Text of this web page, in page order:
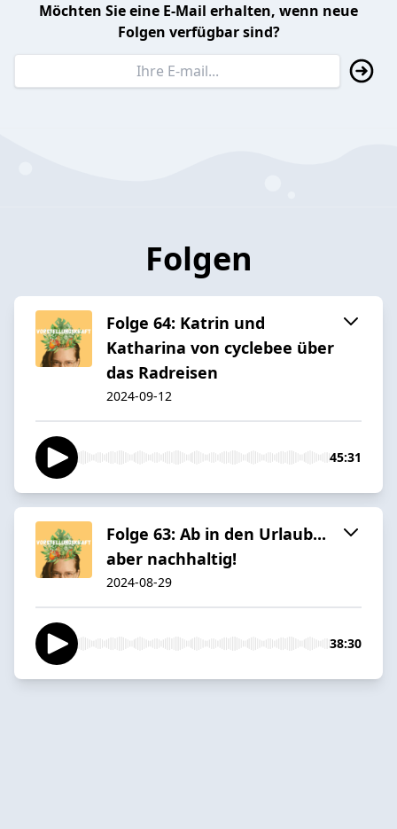
Möchten Sie eine E-Mail erhalten, wenn neue
Folgen verfügbar sind?
Folgen
Folge 64: Katrin und
Katharina von cyclebee über
das Radreisen
2024-09-12
45:31
Folge 63: Ab in den Urlaub...
aber nachhaltig!
2024-08-29
38:30